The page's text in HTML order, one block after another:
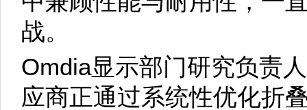
战。
Omdia显示部门研究负责
应商正通过系统性优化折